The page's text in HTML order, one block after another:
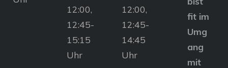
12:00,
12:45-
15:15
Uhr
12:00,
12:45-
14:45
Uhr
fit im
Umg
ang
mit